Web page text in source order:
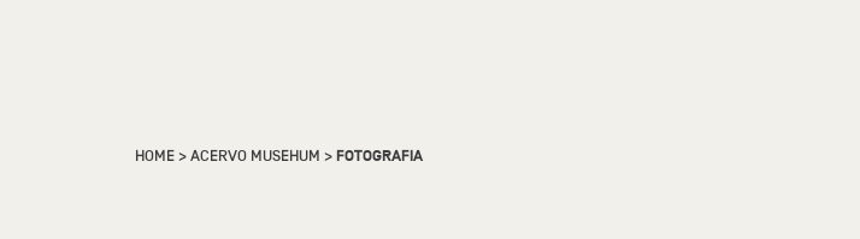
HOME>ACERVO MUSEHUM >FOTOGRAFIA